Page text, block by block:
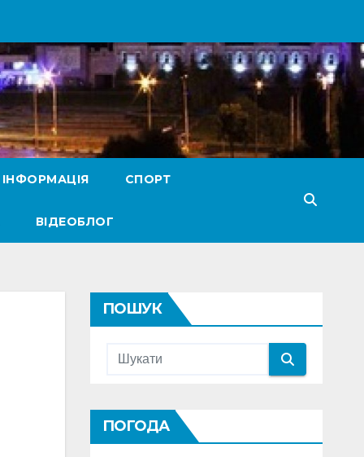
СПОРТ
ВІДЕОБЛОГ
ПОШУК
ПОГОДА